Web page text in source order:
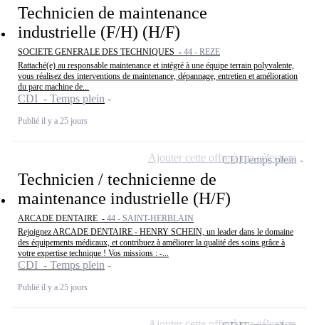
Technicien de maintenance
industrielle (F/H) (H/F)
SOCIETE GENERALE DES TECHNIQUES - 44 - REZE
Rattaché(e) au responsable maintenance et intégré à une équipe terrain polyvalente,
vous réalisez des interventions de maintenance, dépannage, entretien et amélioration
du parc machine de...
CDI - Temps plein
Publié il y a 25 jours
Technicien / technicienne de
maintenance industrielle (H/F)
ARCADE DENTAIRE - 44 - SAINT-HERBLAIN
Rejoignez ARCADE DENTAIRE - HENRY SCHEIN, un leader dans le domaine
des équipements médicaux, et contribuez à améliorer la qualité des soins grâce à
votre expertise technique ! Vos missions : -...
CDI - Temps plein
Publié il y a 25 jours
CDITemps plein
Ajouter cette offre à ma sélection